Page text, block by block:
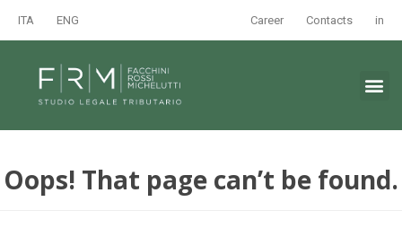
ITA ENG Career Contacts in
Oops! That page can’t be found.